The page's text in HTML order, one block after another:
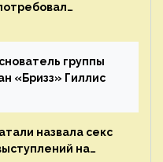
группы
«Бризз» Гиллис
назвала секс
на